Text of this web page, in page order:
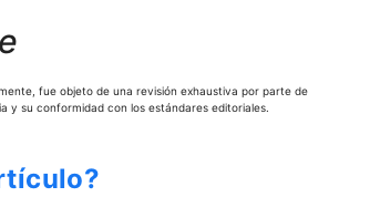
fue objeto de una revisión exhaustiva por parte de
y su conformidad con los estándares editoriales.